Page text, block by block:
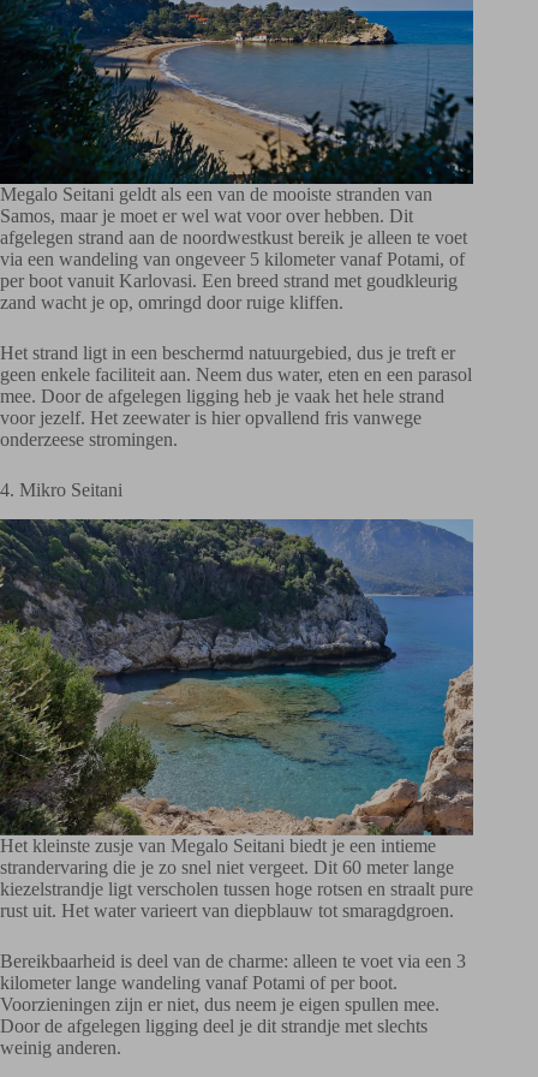
Megalo Seitani geldt als een van de mooiste stranden van
Samos, maar je moet er wel wat voor over hebben. Dit
afgelegen strand aan de noordwestkust bereik je alleen te voet
via een wandeling van ongeveer 5 kilometer vanaf Potami, of
per boot vanuit Karlovasi. Een breed strand met goudkleurig
zand wacht je op, omringd door ruige kliffen.
Het strand ligt in een beschermd natuurgebied, dus je treft er
geen enkele faciliteit aan. Neem dus water, eten en een parasol
mee. Door de afgelegen ligging heb je vaak het hele strand
voor jezelf. Het zeewater is hier opvallend fris vanwege
onderzeese stromingen.
4. Mikro Seitani
Het kleinste zusje van Megalo Seitani biedt je een intieme
strandervaring die je zo snel niet vergeet. Dit 60 meter lange
kiezelstrandje ligt verscholen tussen hoge rotsen en straalt pure
rust uit. Het water varieert van diepblauw tot smaragdgroen.
Bereikbaarheid is deel van de charme: alleen te voet via een 3
kilometer lange wandeling vanaf Potami of per boot.
Voorzieningen zijn er niet, dus neem je eigen spullen mee.
Door de afgelegen ligging deel je dit strandje met slechts
weinig anderen.